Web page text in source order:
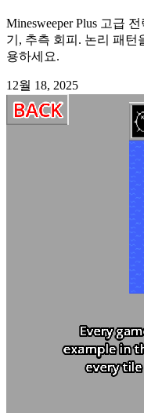
Minesweeper Plus 고급
기, 추측 회피. 논리 패턴
용하세요.
12월 18, 2025